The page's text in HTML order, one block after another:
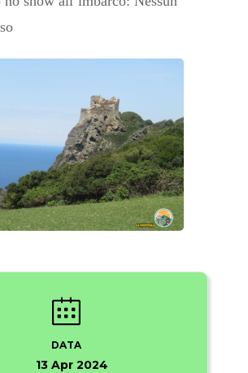
DATA
13 Apr 2024